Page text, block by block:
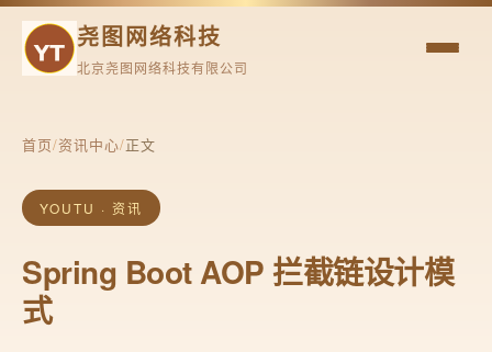
尧图网络科技
北京尧图网络科技有限公司
首页/资讯中心/正文
YOUTU · 资讯
Spring Boot AOP 拦截链设计模
式